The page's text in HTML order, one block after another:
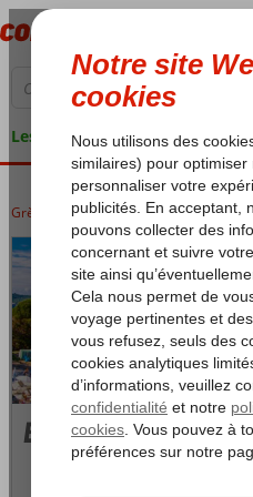
Les garanties de vacances
Grèce Corfu Corfu Bingo Corfu
Bingo Corfu